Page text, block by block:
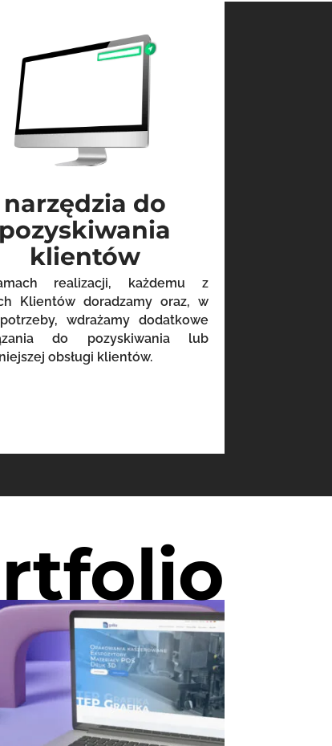
narzędzia do
pozyskiwania
klientów
realizacji, każdemu z
Klientów doradzamy oraz, w
wdrażamy dodatkowe
do pozyskiwania lub
obsługi klientów.